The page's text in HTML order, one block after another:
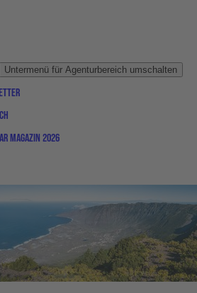
Untermenü für Agenturbereich umschalten
Magazin 2026